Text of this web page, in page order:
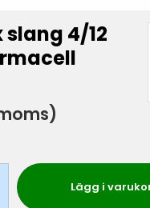
4/12
Lägg i